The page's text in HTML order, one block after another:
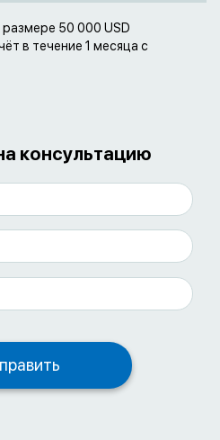
50 000 USD
в течение 1 месяца с
консультацию